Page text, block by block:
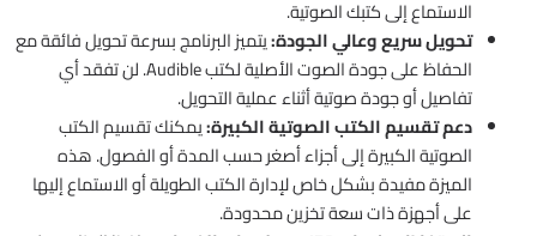
الاستماع إلى كتبك الصوتية.
تحويل سريع وعالي الجودة:يتميز البرنامج بسرعة تحويل فائقة مع
الحفاظ على جودة الصوت الأصلية لكتب Audible. لن تفقد أي
تفاصيل أو جودة صوتية أثناء عملية التحويل.
دعم تقسيم الكتب الصوتية الكبيرة:يمكنك تقسيم الكتب
الصوتية الكبيرة إلى أجزاء أصغر حسب المدة أو الفصول. هذه
الميزة مفيدة بشكل خاص لإدارة الكتب الطويلة أو الاستماع إليها
على أجهزة ذات سعة تخزين محدودة.